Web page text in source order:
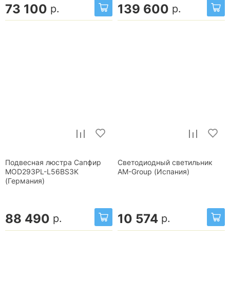
73 100 р. 139 600 р.
Подвесная люстра Сапфир
MOD293PL-L56BS3K
(Германия)
88 490 р.
Светодиодный светильник
AM-Group (Испания)
10 574 р.